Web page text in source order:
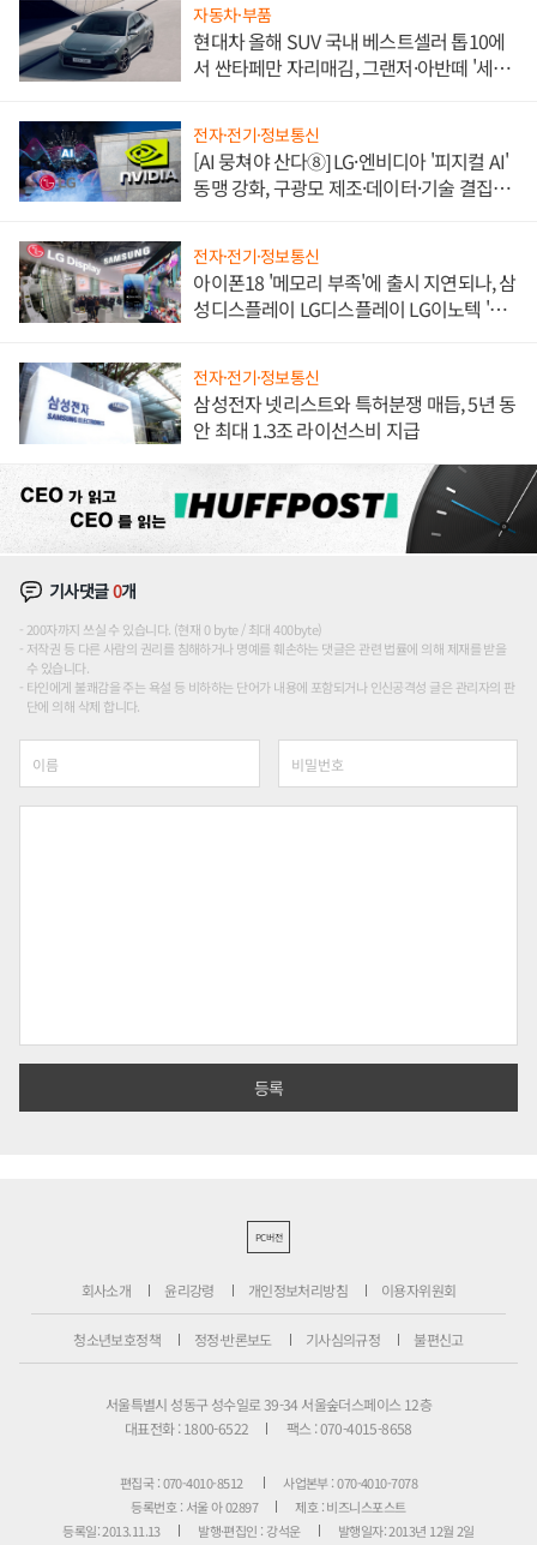
자동차·부품
현대차 올해 SUV 국내 베스트셀러 톱10에
서 싼타페만 자리매김, 그랜저·아반떼 '세단
전자·전기·정보통신
[AI 뭉쳐야 산다⑧] LG·엔비디아 '피지컬 AI'
동맹 강화, 구광모 제조·데이터·기술 결집
전자·전기·정보통신
아이폰18 '메모리 부족'에 출시 지연되나, 삼
성디스플레이 LG디스플레이 LG이노텍 '탈
전자·전기·정보통신
삼성전자 넷리스트와 특허분쟁 매듭, 5년 동
안 최대 1.3조 라이선스비 지급
기사댓글0개
200자까지 쓰실 수 있습니다. (현재 0 byte / 최대 400byte)
저작권 등 다른 사람의 권리를 침해하거나 명예를 훼손하는 댓글은 관련 법률에 의해 제재를 받을
수 있습니다.
타인에게 불쾌감을 주는 욕설 등 비하하는 단어가 내용에 포함되거나 인신공격성 글은 관리자의 판
단에 의해 삭제 합니다.
PC버전
회사소개 윤리강령 개인정보처리방침 이용자위원회
청소년보호정책 정정·반론보도 기사심의규정 불편신고
서울특별시 성동구 성수일로 39-34 서울숲더스페이스 12층
대표전화 : 1800-6522
팩스 : 070-4015-8658
편집국 : 070-4010-8512
사업본부 : 070-4010-7078
등록번호 : 서울 아 02897
제호 : 비즈니스포스트
등록일: 2013.11.13
발행·편집인 : 강석운 발행일자: 2013년 12월 2일